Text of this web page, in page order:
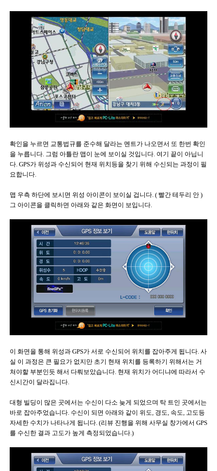
확인을 누르면 교통법규를 준수해 달라는 멘트가 나오면서 또 한번 확인
을 누릅니다. 그럼 아틀란 맵이 눈에 보이실 것입니다. 여기 끝이 아닙니
다. GPS가 위성과 수신되어 현재 위치등을 찾기 위해 수신되는 과정이 필
요합니다.
맵 우측 하단에 보시면 위성 아이콘이 보이실 겁니다. ( 빨간 테두리 안 )
그 아이콘을 클릭하면 아래와 같은 화면이 보입니다.
이 화면을 통해 위성과 GPS가 서로 수신되어 위치를 잡아주게 됩니다. 사
실 이 과정은 큰 필요가 없지만 초기 현재 위치를 등록하기 위해서는 거
쳐야할 부분인듯 해서 다뤄보았습니다. 현재 위치가 어디냐에 따라서 수
신시간이 달라집니다.
대형 빌딩이 많은 곳에서는 수신이 다소 늦게 되었으며 탁 트인 곳에서는
바로 잡아주었습니다. 수신이 되면 아래와 같이 위도, 경도, 속도, 고도등
자세한 수치가 나타나게 됩니다. (리뷰 진행을 위해 사무실 창가에서 GPS
를 수신한 결과 고도가 높게 측정되었습니다.)